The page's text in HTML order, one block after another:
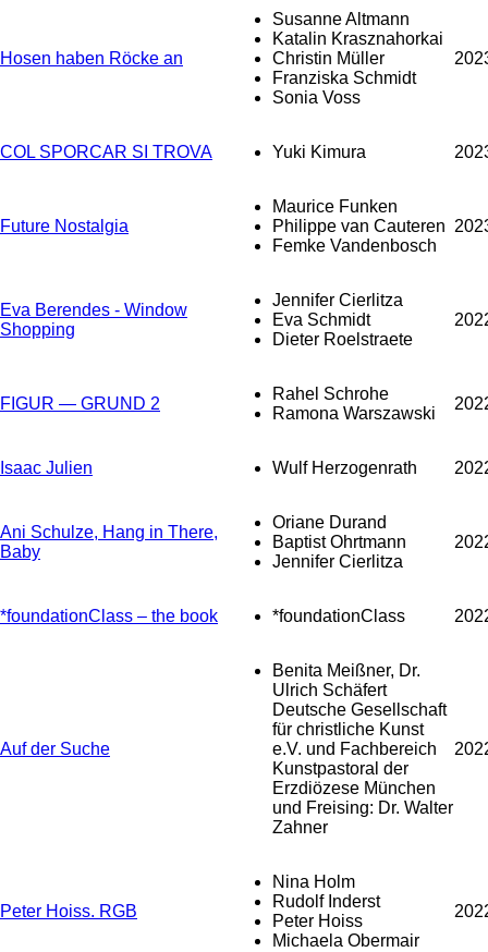
Hosen haben Röcke an
Susanne Altmann
Katalin Krasznahorkai
Christin Müller
Franziska Schmidt
Sonia Voss
COL SPORCAR SI TROVA Yuki Kimura
Future Nostalgia
Maurice Funken
Philippe van Cauteren
Femke Vandenbosch
Eva Berendes - Window
Shopping
Jennifer Cierlitza
Eva Schmidt
Dieter Roelstraete
FIGUR — GRUND 2
Rahel Schrohe
Ramona Warszawski
Isaac Julien Wulf Herzogenrath
Ani Schulze, Hang in There,
Baby
Oriane Durand
Baptist Ohrtmann
Jennifer Cierlitza
*foundationClass – the book *foundationClass
Auf der Suche
Benita Meißner, Dr.
Ulrich Schäfert
Deutsche Gesellschaft
für christliche Kunst
e.V. und Fachbereich
Kunstpastoral der
Erzdiözese München
und Freising: Dr. Walter
Zahner
Peter Hoiss. RGB
Nina Holm
Rudolf Inderst
Peter Hoiss
Michaela Obermair